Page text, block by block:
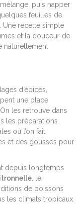
puis napper
feuilles de
Une recette simple
et la douceur de
naturellement
d’épices,
une place
les retrouve dans
les préparations
où l’on fait
et des gousses pour
depuis longtemps
, le
de boissons
les climats tropicaux.